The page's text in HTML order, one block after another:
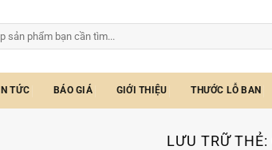
TỨC BÁO GIÁ GIỚI THIỆU THƯỚC LỖ BAN
LƯU TRỮ THẺ: